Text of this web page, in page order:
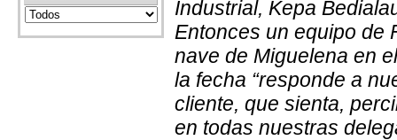
Industrial, Kepa
Entonces un equipo de
nave de Miguelena en
la fecha “responde a
cliente, que sienta,
en todas nuestras